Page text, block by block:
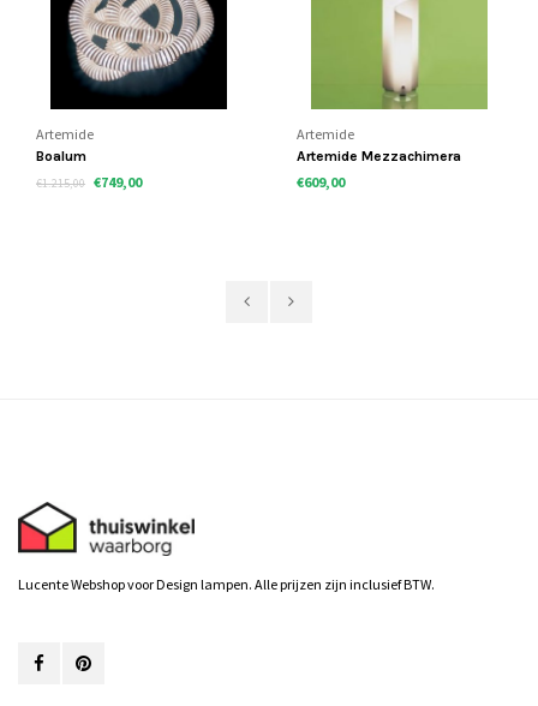
Artemide
Boalum
€1.215,00 €749,00
Artemide
Artemide Mezzachimera
€609,00
Lucente Webshop voor Design lampen. Alle prijzen zijn inclusief BTW.